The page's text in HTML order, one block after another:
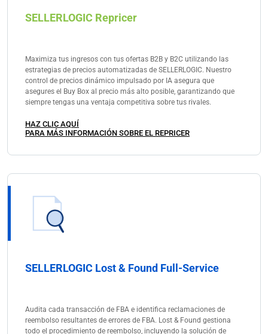
SELLERLOGIC Repricer
Maximiza tus ingresos con tus ofertas B2B y B2C utilizando las
estrategias de precios automatizadas de SELLERLOGIC. Nuestro
control de precios dinámico impulsado por IA asegura que
asegures el Buy Box al precio más alto posible, garantizando que
siempre tengas una ventaja competitiva sobre tus rivales.
HAZ CLIC AQUÍ
PARA MÁS INFORMACIÓN SOBRE EL REPRICER
SELLERLOGIC Lost & Found Full-Service
Audita cada transacción de FBA e identifica reclamaciones de
reembolso resultantes de errores de FBA. Lost & Found gestiona
todo el procedimiento de reembolso, incluyendo la solución de